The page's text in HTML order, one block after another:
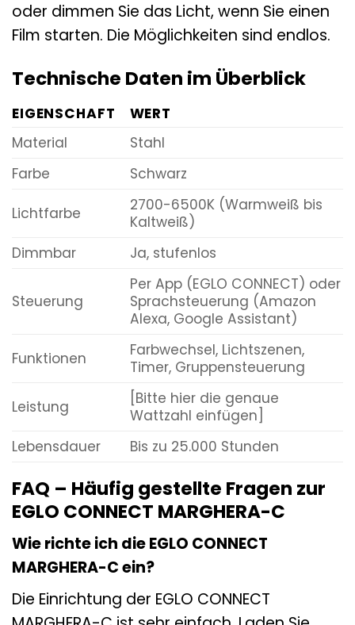
oder dimmen Sie das Licht, wenn Sie einen
Film starten. Die Möglichkeiten sind endlos.
Technische Daten im Überblick
EIGENSCHAFT
WERT
Material
Stahl
Farbe
Schwarz
Lichtfarbe
2700-6500K (Warmweiß bis
Kaltweiß)
Dimmbar
Ja, stufenlos
Steuerung
Per App (EGLO CONNECT) oder
Sprachsteuerung (Amazon
Alexa, Google Assistant)
Funktionen
Farbwechsel, Lichtszenen,
Timer, Gruppensteuerung
Leistung
[Bitte hier die genaue
Wattzahl einfügen]
Lebensdauer
Bis zu 25.000 Stunden
FAQ – Häufig gestellte Fragen zur
EGLO CONNECT MARGHERA-C
Wie richte ich die EGLO CONNECT
MARGHERA-C ein?
Die Einrichtung der EGLO CONNECT